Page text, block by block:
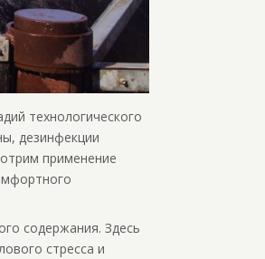
технологического
дезинфекции
применение
содержания. Здесь
стресса и